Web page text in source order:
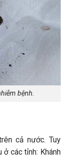
bệnh.
cả nước. Tuy
các tỉnh: Khánh